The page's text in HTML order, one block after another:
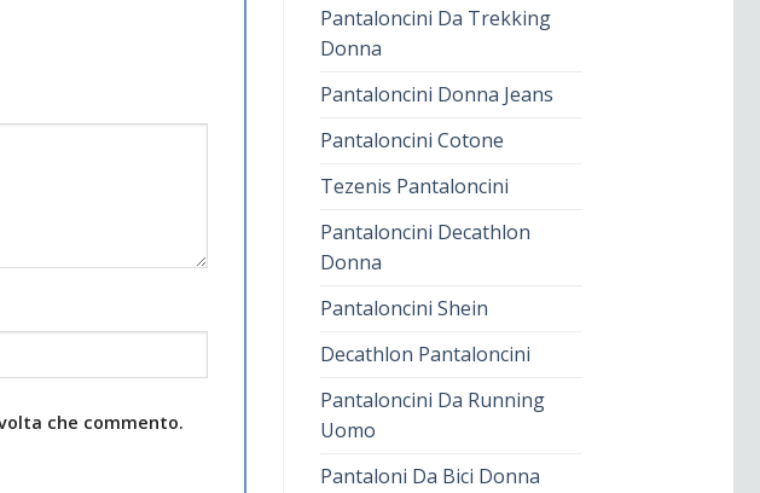
Pantaloncini Da Trekking
Donna
Pantaloncini Donna Jeans
Pantaloncini Cotone
Tezenis Pantaloncini
Pantaloncini Decathlon
Donna
Pantaloncini Shein
Decathlon Pantaloncini
Pantaloncini Da Running
Uomo
Pantaloni Da Bici Donna
che commento.